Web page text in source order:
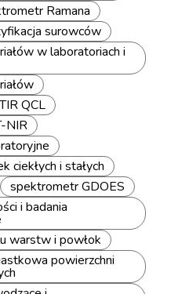
Ramana
surowców
w laboratoriach i
QCL
NIR
ciekłych i stałych
spektrometr GDOES
i badania
warstw i powłok
powierzchni